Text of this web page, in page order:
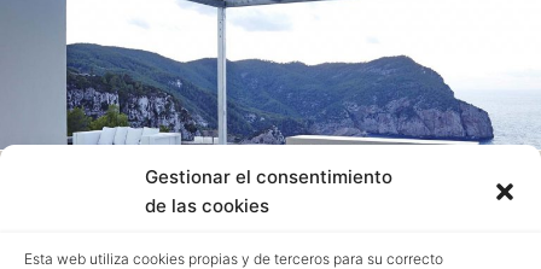
Gestionar el consentimiento
de las cookies
Esta web utiliza cookies propias y de terceros para su correcto
Coleccion Na-Xemena. Gandia Blasco